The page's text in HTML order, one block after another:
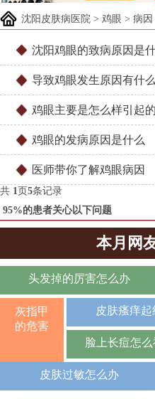
沈阳皮肤病医院 > 鸡眼 > 病因
沈阳鸡眼的致病原因是
导致鸡眼发生原因有什么
鸡眼主要是怎么样引起的
鸡眼的发病原因是什么
医师带你了解鸡眼病因
共 1页5条记录
95%的患者关心以下问题
本月网
头发掉的厉害怎么办
灰指甲
的危害
皮肤瘙痒起
脸上长痘怎
皮肤过敏怎么办